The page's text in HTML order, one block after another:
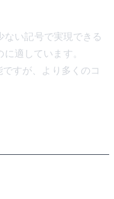
い記号で実現できる
適しています。
すが、より多くのコ